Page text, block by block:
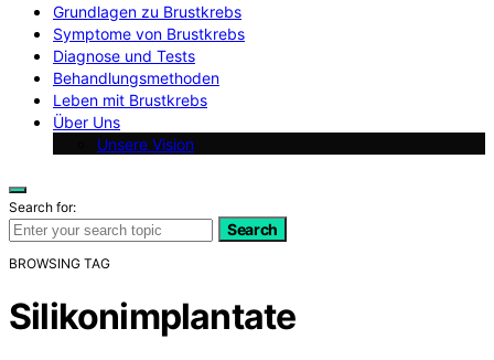
Grundlagen zu Brustkrebs
Symptome von Brustkrebs
Diagnose und Tests
Behandlungsmethoden
Leben mit Brustkrebs
Über Uns
Unsere Vision
Search for:
Search
BROWSING TAG
Silikonimplantate